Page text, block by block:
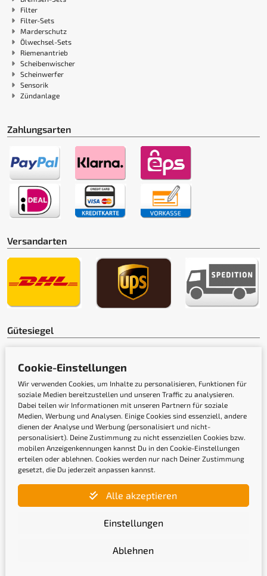
Filter
Filter-Sets
Marderschutz
Ölwechsel-Sets
Riemenantrieb
Scheibenwischer
Scheinwerfer
Sensorik
Zündanlage
Zahlungsarten
Versandarten
Gütesiegel
Newsletter
Cookie-Einstellungen
Wir verwenden Cookies, um Inhalte zu personalisieren, Funktionen für
soziale Medien bereitzustellen und unseren Traffic zu analysieren.
Dabei teilen wir Informationen mit unseren Partnern für soziale
Medien, Werbung und Analysen. Einige Cookies sind essenziell, andere
dienen der Analyse und Werbung (personalisiert und nicht-
personalisiert). Deine Zustimmung zu nicht essenziellen Cookies bzw.
mobilen Anzeigenkennungen kannst Du in den Cookie-Einstellungen
erteilen oder ablehnen. Cookies werden nur nach Deiner Zustimmung
gesetzt, die Du jederzeit anpassen kannst.
Alle akzeptieren
Einstellungen
Ablehnen